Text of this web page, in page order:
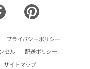
Facebook Pinterest
プライバシーポリシー
セル
配送ポリシー
サイトマップ